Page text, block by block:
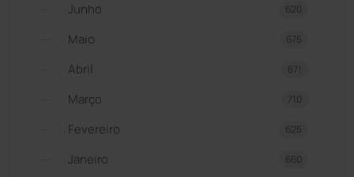
Junho 620
Maio 675
Abril 671
Março 710
Fevereiro 625
Janeiro 660